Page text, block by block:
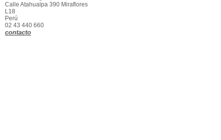
Calle Atahualpa 390 Miraflores
L18
Perú
02 43 440 660
contacto